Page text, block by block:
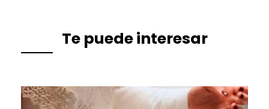
Te puede interesar